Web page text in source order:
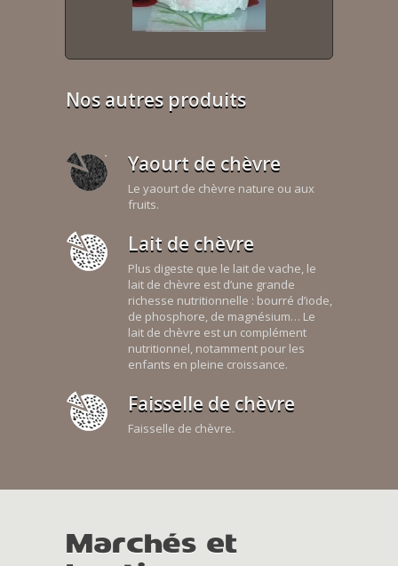
Nos autres produits
Yaourt de chèvre
Le yaourt de chèvre nature ou aux
fruits.
Lait de chèvre
Plus digeste que le lait de vache, le
lait de chèvre est d’une grande
richesse nutritionnelle : bourré d’iode,
de phosphore, de magnésium… Le
lait de chèvre est un complément
nutritionnel, notamment pour les
enfants en pleine croissance.
Faisselle de chèvre
Faisselle de chèvre.
Marchés et